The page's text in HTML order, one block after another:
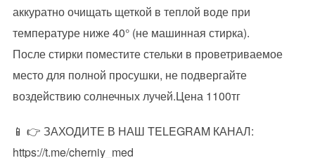
аккуратно очищать щеткой в теплой воде при
температуре ниже 40° (не машинная стирка).
После стирки поместите стельки в проветриваемое
место для полной просушки, не подвергайте
воздействию солнечных лучей.Цена 1100тг
📱 👉 ЗАХОДИТЕ В НАШ TELEGRAM КАНАЛ:
https://t.me/cherniy_med